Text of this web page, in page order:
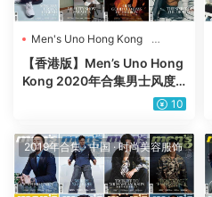
Men's Uno Hong Kong
男士杂志
【香港版】Men’s Uno Hong
Kong 2020年合集男士风度
时尚穿搭服饰时装pdf杂志（1
10
2019年合集·中国·时尚美容服饰